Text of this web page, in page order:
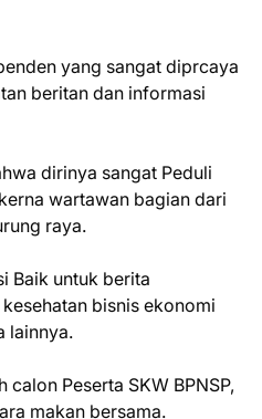
yang sangat diprcaya
beritan dan informasi
dirinya sangat Peduli
wartawan bagian dari
raya.
Baik untuk berita
bisnis ekonomi
lainnya.
Peserta SKW BPNSP,
makan bersama.